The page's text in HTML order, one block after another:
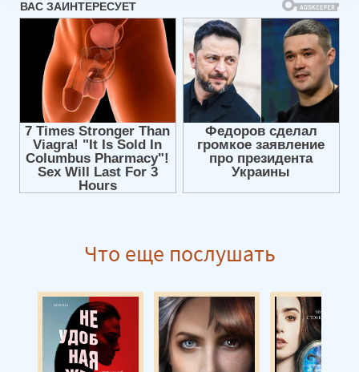
Ящик Пандоры 08
Ящик Пандоры 09
Ящик Пандоры 10
Ящик Пандоры 11
Ящик Пандоры 12
Ящик Пандоры 13
Ящик Пандоры 14
Ящик Пандоры 15
Ящик Пандоры 17
Ящик Пандоры 19
Ящик Пандоры 20
Ящик Пандоры 21
Что еще послушать